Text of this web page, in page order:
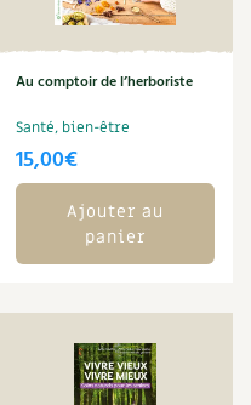
Au comptoir de l’herboriste
Santé, bien-être
15,00€
Ajouter au
panier